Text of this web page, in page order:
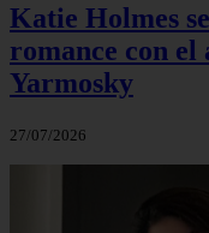
Katie Holmes
romance con
Yarmosky
27/07/2026